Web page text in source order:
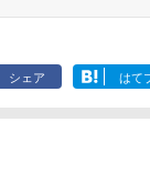
シェア はて